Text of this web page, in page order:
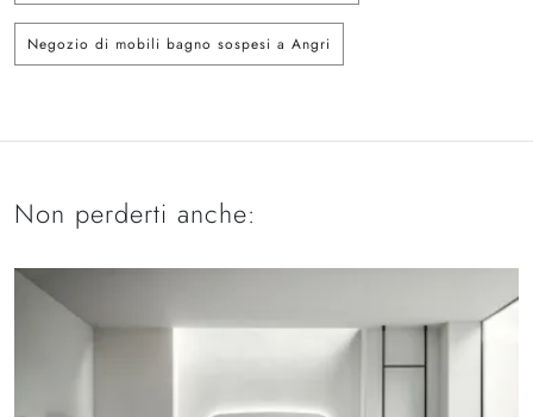
Negozio di mobili bagno sospesi a Angri
Non perderti anche: